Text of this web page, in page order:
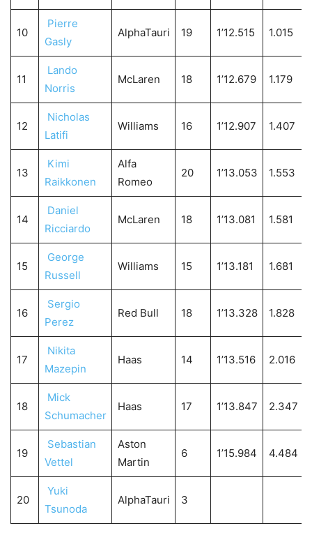
10
Pierre
Gasly
AlphaTauri 19 1’12.515 1.015
11
Lando
Norris
McLaren 18 1’12.679 1.179
12
Nicholas
Latifi
Williams 16 1’12.907 1.407
13
Kimi
Raikkonen
Alfa
Romeo
20 1’13.053 1.553
14
Daniel
Ricciardo
McLaren 18 1’13.081 1.581
15
George
Russell
Williams 15 1’13.181 1.681
16
Sergio
Perez
Red Bull 18 1’13.328 1.828
17
Nikita
Mazepin
Haas 14 1’13.516 2.016
18
Mick
Schumacher
Haas 17 1’13.847 2.347
19
Sebastian
Vettel
Aston
Martin
6 1’15.984 4.484
20
Yuki
Tsunoda
AlphaTauri 3